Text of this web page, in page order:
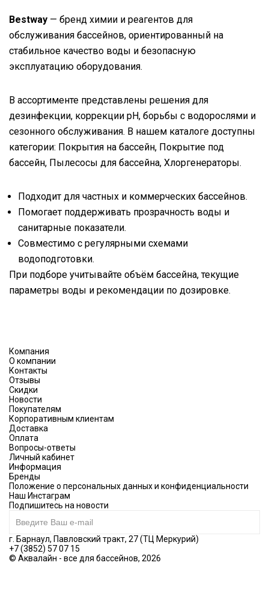
Bestway — бренд химии и реагентов для
обслуживания бассейнов, ориентированный на
стабильное качество воды и безопасную
эксплуатацию оборудования.
В ассортименте представлены решения для
дезинфекции, коррекции pH, борьбы с водорослями и
сезонного обслуживания. В нашем каталоге доступны
категории: Покрытия на бассейн, Покрытие под
бассейн, Пылесосы для бассейна, Хлоргенераторы.
Подходит для частных и коммерческих бассейнов.
Помогает поддерживать прозрачность воды и
санитарные показатели.
Совместимо с регулярными схемами
водоподготовки.
При подборе учитывайте объём бассейна, текущие
параметры воды и рекомендации по дозировке.
Компания
О компании
Контакты
Отзывы
Скидки
Новости
Покупателям
Корпоративным клиентам
Доставка
Оплата
Вопросы-ответы
Личный кабинет
Информация
Бренды
Положение о персональных данных и конфиденциальности
Наш Инстаграм
Подпишитесь на новости
г. Барнаул, Павловский тракт, 27 (ТЦ Меркурий)
+7 (3852) 57 07 15
© Аквалайн - все для бассейнов, 2026